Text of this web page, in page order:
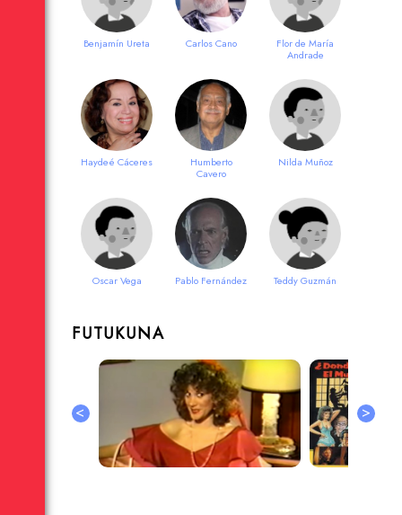
Benjamín Ureta Carlos Cano
Flor de María
Andrade
Haydeé Cáceres
Humberto
Cavero
Nilda Muñoz
Oscar Vega Pablo Fernández Teddy Guzmán
FUTUKUNA
< >